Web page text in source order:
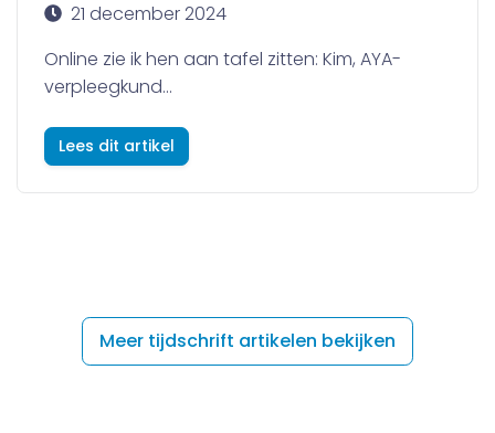
21 december 2024
Online zie ik hen aan tafel zitten: Kim, AYA-
verpleegkund...
Lees dit artikel
Meer tijdschrift artikelen bekijken